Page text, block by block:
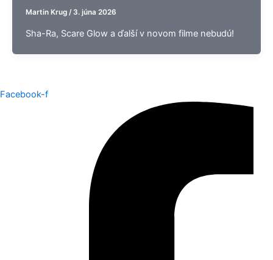
Martin Krug / 3. júna 2026
Sha-Ra, Scare Glow a ďalší v novom filme nebudú!
Facebook-f